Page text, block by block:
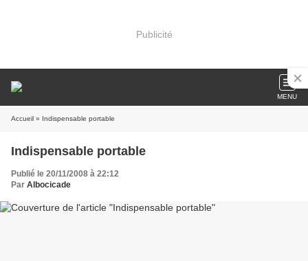
Publicité
MENU
Accueil » Indispensable portable
Indispensable portable
Publié le 20/11/2008 à 22:12
Par Albocicade